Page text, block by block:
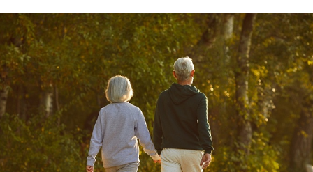
КАК?
БИЗНЕС